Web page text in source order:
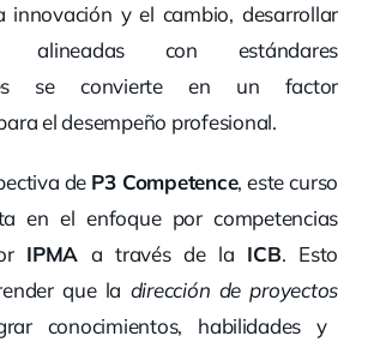
innovación y el cambio, desarrollar
alineadas con estándares
se convierte en un factor
el desempeño profesional.
de P3 Competence, este curso
en el enfoque por competencias
IPMA a través de la ICB. Esto
que la dirección de proyectos
conocimientos, habilidades y